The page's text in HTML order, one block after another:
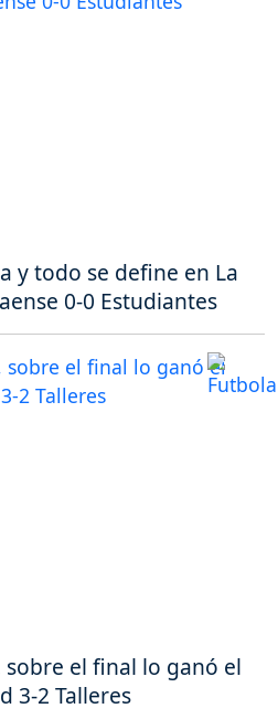
y todo se define en La
0-0 Estudiantes
el final lo ganó el
3-2 Talleres